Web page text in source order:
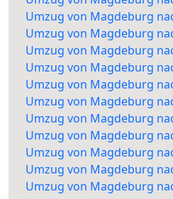
Umzug von Magdeburg
Umzug von Magdeburg
Umzug von Magdeburg
Umzug von Magdeburg
Umzug von Magdeburg
Umzug von Magdeburg
Umzug von Magdeburg
Umzug von Magdeburg
Umzug von Magdeburg
Umzug von Magdeburg
Umzug von Magdeburg